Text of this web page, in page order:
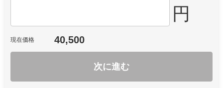
円
現在価格 40,500
次に進む